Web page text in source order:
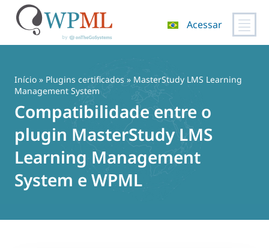
conteúdo
Acessar
Início » Plugins certificados » MasterStudy LMS Learning
Management System
Compatibilidade entre o
plugin MasterStudy LMS
Learning Management
System e WPML